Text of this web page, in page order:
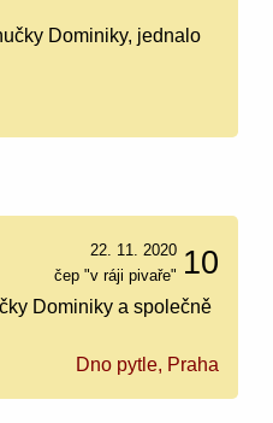
Dominiky, jednalo
10
22. 11. 2020
čep "v ráji pivaře"
Dominiky a společně
Dno pytle, Praha